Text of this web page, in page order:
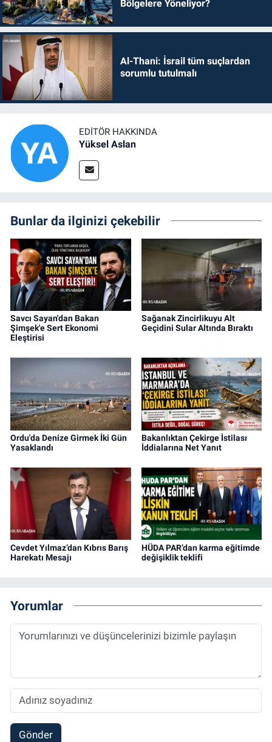
Bölgelere Yöneliyor?
Al-Thani: İsrail tüm suçlardan
sorumlu tutulmalı
EDITÖR HAKKINDA
Yüksel Aslan
Bunlar da ilginizi çekebilir
Savcı Sayan'dan Bakan
Şimşek'e Sert Ekonomi
Eleştirisi
Sağanak Zincirlikuyu Alt
Geçidini Sular Altında Bıraktı
Ordu'da Denize Girmek İki Gün
Yasaklandı
Bakanlıktan Çekirge İstilası
İddialarına Net Yanıt
Cevdet Yılmaz’dan Kıbrıs Barış
Harekatı Mesajı
HÜDA PAR’dan karma eğitimde
değişiklik teklifi
Yorumlar
Gönder